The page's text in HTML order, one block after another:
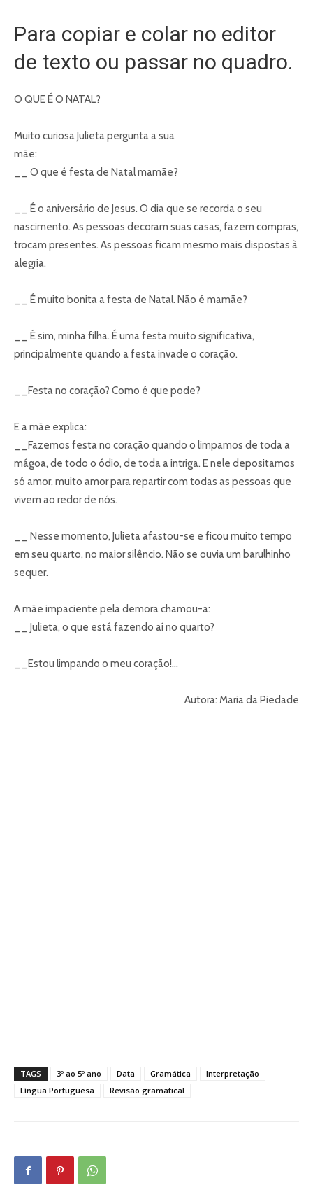
Para copiar e colar no editor
de texto ou passar no quadro.
O QUE É O NATAL?
Muito curiosa Julieta pergunta a sua
mãe:
__ O que é festa de Natal mamãe?
__ É o aniversário de Jesus. O dia que se recorda o seu
nascimento. As pessoas decoram suas casas, fazem compras,
trocam presentes. As pessoas ficam mesmo mais dispostas à
alegria.
__ É muito bonita a festa de Natal. Não é mamãe?
__ É sim, minha filha. É uma festa muito significativa,
principalmente quando a festa invade o coração.
__Festa no coração? Como é que pode?
E a mãe explica:
__Fazemos festa no coração quando o limpamos de toda a
mágoa, de todo o ódio, de toda a intriga. E nele depositamos
só amor, muito amor para repartir com todas as pessoas que
vivem ao redor de nós.
__ Nesse momento, Julieta afastou-se e ficou muito tempo
em seu quarto, no maior silêncio. Não se ouvia um barulhinho
sequer.
A mãe impaciente pela demora chamou-a:
__ Julieta, o que está fazendo aí no quarto?
__Estou limpando o meu coração!…
Autora: Maria da Piedade
TAGS 3º ao 5º ano Data Gramática
Interpretação
Língua Portuguesa
Revisão gramatical